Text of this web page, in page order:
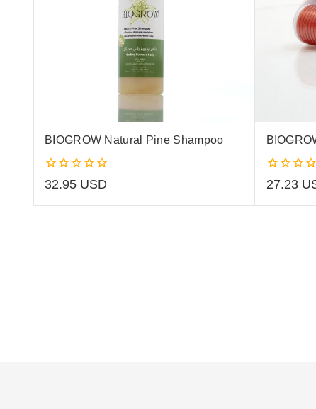
BIOGROW Natural Pine Shampoo
0
of
32.95 USD
0
of
27.23